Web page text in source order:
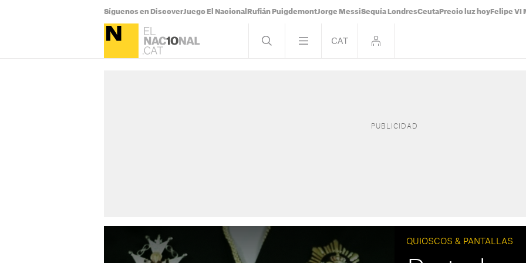
Síguenos en DiscoverJuego El Nacional Rufián PuigdemontJorge MessiSequía LondresCeuta Precio luz hoy Felipe VI
QUIOSCOS & PANTALLAS